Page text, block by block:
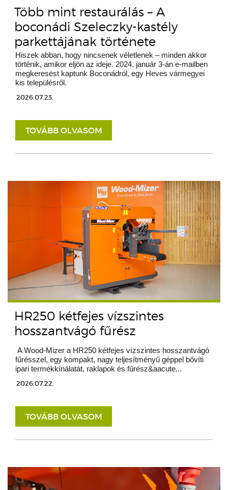
Több mint restaurálás – A
boconádi Szeleczky-kastély
parkettájának története
Hiszek abban, hogy nincsenek véletlenek – minden akkor
történik, amikor eljön az ideje. 2024. január 3-án e-mailben
megkeresést kaptunk Boconádról, egy Heves vármegyei
kis településről.
2026.07.23.
TOVÁBB OLVASOM
HR250 kétfejes vízszintes
hosszantvágó fűrész
A Wood-Mizer a HR250 kétfejes vízszintes hosszantvágó
fűrésszel, egy kompakt, nagy teljesítményű géppel bővíti
ipari termékkínálatát, raklapok és fűrész&aacute...
2026.07.22.
TOVÁBB OLVASOM